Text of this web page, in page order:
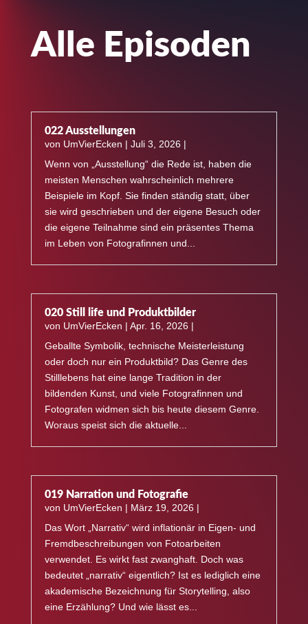
Alle Episoden
022 Ausstellungen
von UmVierEcken | Juli 3, 2026 |
Wenn von „Ausstellung“ die Rede ist, haben die
meisten Menschen wahrscheinlich mehrere
Beispiele im Kopf. Sie finden ständig statt, über
sie wird geschrieben und der eigene Besuch oder
die eigene Teilnahme sind ein präsentes Thema
im Leben von Fotografinnen und...
020 Still life und Produktbilder
von UmVierEcken | Apr. 16, 2026|
Geballte Symbolik, technische Meisterleistung
oder doch nur ein Produktbild? Das Genre des
Stilllebens hat eine lange Tradition in der
bildenden Kunst, und viele Fotografinnen und
Fotografen widmen sich bis heute diesem Genre.
Woraus speist sich die aktuelle...
019 Narration und Fotografie
von UmVierEcken | März 19, 2026|
Das Wort „Narrativ“ wird inflationär in Eigen- und
Fremdbeschreibungen von Fotoarbeiten
verwendet. Es wirkt fast zwanghaft. Doch was
bedeutet „narrativ“ eigentlich? Ist es lediglich eine
akademische Bezeichnung für Storytelling, also
eine Erzählung? Und wie lässt es...